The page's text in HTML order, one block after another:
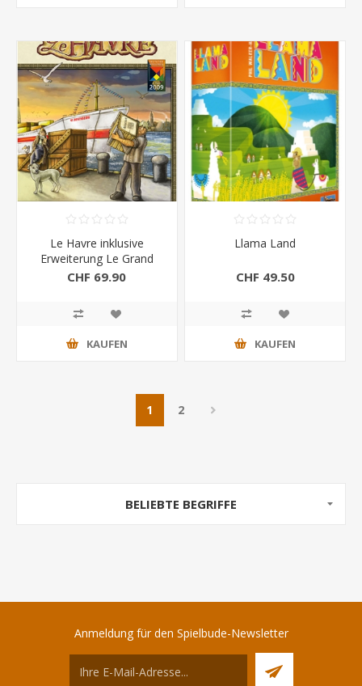
Le Havre inklusive
Erweiterung Le Grand
Hameau
CHF 69.90
KAUFEN
Llama Land
CHF 49.50
KAUFEN
1 2
BELIEBTE BEGRIFFE
Anmeldung für den Spielbude-Newsletter